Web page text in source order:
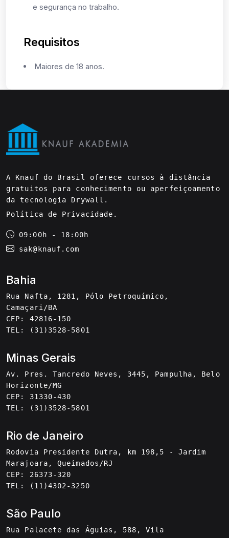
e segurança no trabalho.
Requisitos
Maiores de 18 anos.
A Knauf do Brasil oferece cursos à distância
gratuitos para conhecimento ou aperfeiçoamento
da tecnologia Drywall.
Política de Privacidade .
09:00h - 18:00h
sak@knauf.com
Bahia
Rua Nafta, 1281, Pólo Petroquímico,
Camaçari/BA
CEP: 42816-150
TEL: (31)3528-5801
Minas Gerais
Av. Pres. Tancredo Neves, 3445, Pampulha, Belo
Horizonte/MG
CEP: 31330-430
TEL: (31)3528-5801
Rio de Janeiro
Rodovia Presidente Dutra, km 198,5 - Jardim
Marajoara, Queimados/RJ
CEP: 26373-320
TEL: (11)4302-3250
São Paulo
Rua Palacete das Águias, 588, Vila